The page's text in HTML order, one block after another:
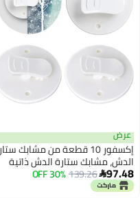
عرض
إكسفور 10 قطعة من مشابك
الدش، مشابك ستارة الدش ذاتية
اللصق، مشبك وزن ستارة الدش
ذاتي اللصق، لتعليق ستارة الدش
97.48
139.26
30% OFF